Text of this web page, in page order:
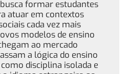
formar estudantes
atuar em contextos
cada vez mais
modelos de ensino
ao mercado
a lógica do ensino
disciplina isolada e